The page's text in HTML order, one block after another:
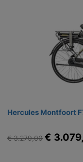
Hercules Montfoort
€ 3.279,00 €